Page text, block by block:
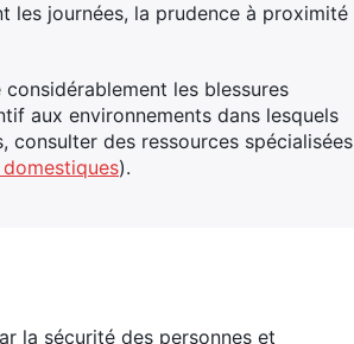
les journées, la prudence à proximité
les blessures
aux environnements dans lesquels
consulter des ressources spécialisées
domestiques).
la sécurité des personnes et